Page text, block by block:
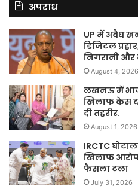
अपराध
UP में अवैध
डिजिटल
निगरानी
August 4, 2026
लखनऊ में
खिलाफ केस
दी तहरीर.
August 1, 2026
IRCTC
खिलाफ
फैसला टला
July 31, 2026